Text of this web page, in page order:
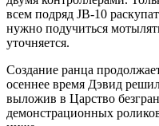
всем подряд JB-10
нужно подучиться
уточняется.
Создание ранца
осеннее время Дэвид решил
выложив в Царство
демонстрационных